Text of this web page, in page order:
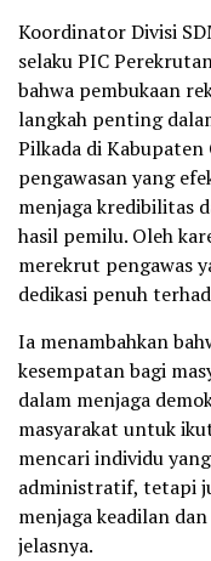
Koordinator Divisi
selaku PIC
bahwa pembukaan
langkah penting
Pilkada di Kabupaten
pengawasan yang
menjaga kredibilitas
hasil pemilu. Oleh
merekrut pengawas
dedikasi penuh
Ia menambahkan
kesempatan bagi
dalam menjaga
masyarakat untuk
mencari individu
administratif, tetapi
menjaga keadilan
jelasnya.